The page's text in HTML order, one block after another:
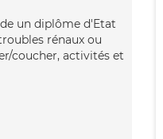
un diplôme d'Etat
rénaux ou
coucher, activités et